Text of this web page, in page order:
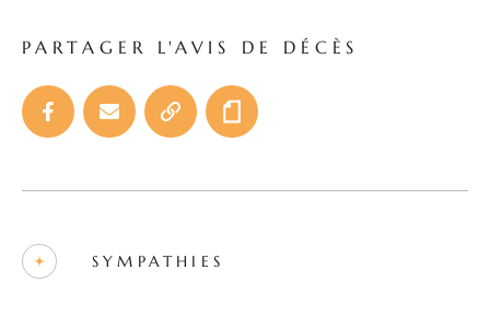
PARTAGER L'AVIS DE DÉCÈS
SYMPATHIES